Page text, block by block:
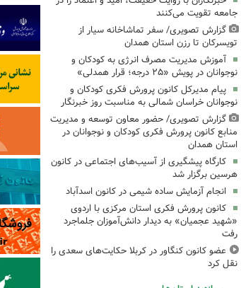
جامعه تقویت می‌کنند
گزارش تصویری/ سفر تماشاخانه سیار از
تویسرکان تا رزن استان همدان
آموزش مدیریت مصرف انرژی به کودکان و
نوجوانان در پویش «۲۵ درجه؛ قرار همدلی»
پیام مدیرکل کانون پرورش فکری کودکان و
نوجوانان خراسان شمالی به مناسبت روز خبرنگار
گزارش تصویری/ حضور معاون توسعه و مدیریت
منابع کانون پرورش فکری کودکان و نوجوانان در
استان همدان
کارگاه پیشگیری از آسیب‌های اجتماعی در کانون
هرسین برگزار شد
انجام آزمایش ساده شیمی در کانون اسدآباد
کانون پرورش فکری استان مرکزی با اردوی
«شهید عجمیان» به دیدار دانش‌آموزان جلماجرد
رفت
عضو کانون کنگاور در کربلا حکایت‌های سعدی را
نقل کرد